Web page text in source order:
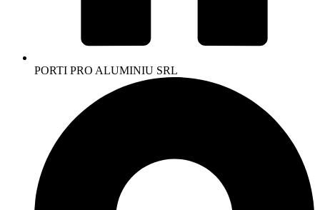
PORTI PRO ALUMINIU SRL